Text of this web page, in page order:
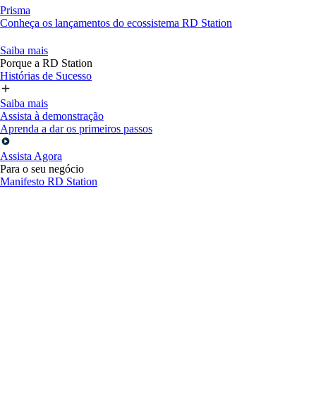
Prisma
Conheça os lançamentos do ecossistema RD Station
Saiba mais
Porque a RD Station
Histórias de Sucesso
Saiba mais
Assista à demonstração
Aprenda a dar os primeiros passos
Assista Agora
Para o seu negócio
Manifesto RD Station